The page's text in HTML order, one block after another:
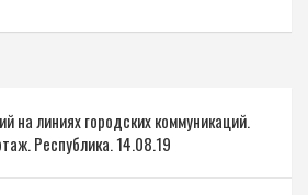
на линиях городских коммуникаций.
Республика. 14.08.19